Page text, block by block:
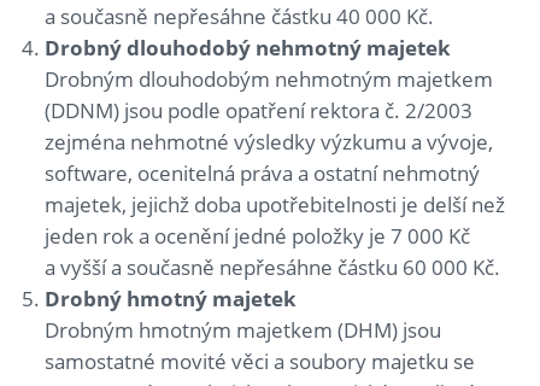
a současně nepřesáhne částku 40 000 Kč.
Drobný dlouhodobý nehmotný majetek
Drobným dlouhodobým nehmotným majetkem
(DDNM) jsou podle opatření rektora č. 2/2003
zejména nehmotné výsledky výzkumu a vývoje,
software, ocenitelná práva a ostatní nehmotný
majetek, jejichž doba upotřebitelnosti je delší než
jeden rok a ocenění jedné položky je 7 000 Kč
a vyšší a současně nepřesáhne částku 60 000 Kč.
Drobný hmotný majetek
Drobným hmotným majetkem (DHM) jsou
samostatné movité věci a soubory majetku se